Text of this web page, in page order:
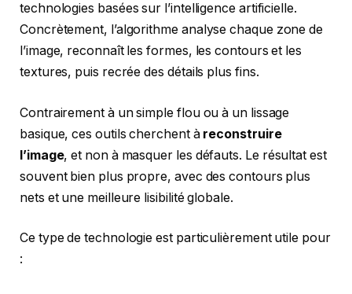
technologies basées sur l’intelligence artificielle.
Concrètement, l’algorithme analyse chaque zone de
l’image, reconnaît les formes, les contours et les
textures, puis recrée des détails plus fins.
Contrairement à un simple flou ou à un lissage
basique, ces outils cherchent à reconstruire
l’image, et non à masquer les défauts. Le résultat est
souvent bien plus propre, avec des contours plus
nets et une meilleure lisibilité globale.
Ce type de technologie est particulièrement utile pour
: